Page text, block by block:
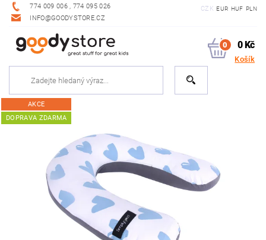
774 009 006 , 774 095 026
INFO@GOODYSTORE.CZ
CZK EUR HUF PLN
0 0 Kč
Košík
AKCE
DOPRAVA ZDARMA